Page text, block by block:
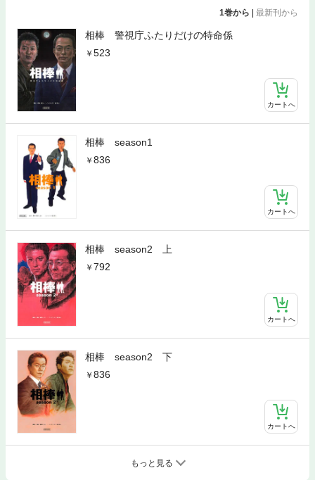
1巻から | 最新刊から
相棒 警視庁ふたりだけの特命係
523
カートへ
相棒 season1
836
カートへ
相棒 season2 上
792
カートへ
相棒 season2 下
836
カートへ
もっと見る